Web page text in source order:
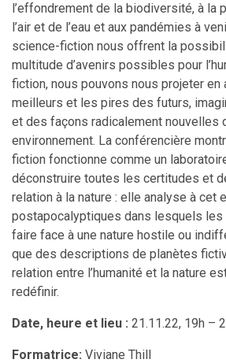
l’effondrement de la biodiversité, à la
l’air et de l’eau et aux pandémies à
science-fiction nous offrent la
multitude d’avenirs possibles pour
fiction, nous pouvons nous projeter en
meilleurs et les pires des futurs,
et des façons radicalement nouvelles
environnement. La conférencière
fiction fonctionne comme un
déconstruire toutes les certitudes et
relation à la nature : elle analyse à cet
postapocalyptiques dans lesquels les
faire face à une nature hostile ou
que des descriptions de planètes
relation entre l’humanité et la nature
redéfinir.
Date, heure et lieu : 21.11.22, 19h –
Formatrice: Viviane Thill